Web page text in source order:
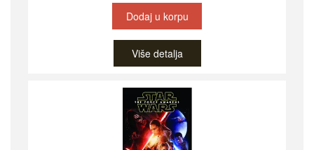
Dodaj u korpu
Više detalja